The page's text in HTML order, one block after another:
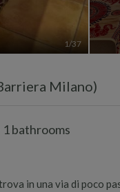
1/37
Milano)
1 bathrooms
in una via di poco